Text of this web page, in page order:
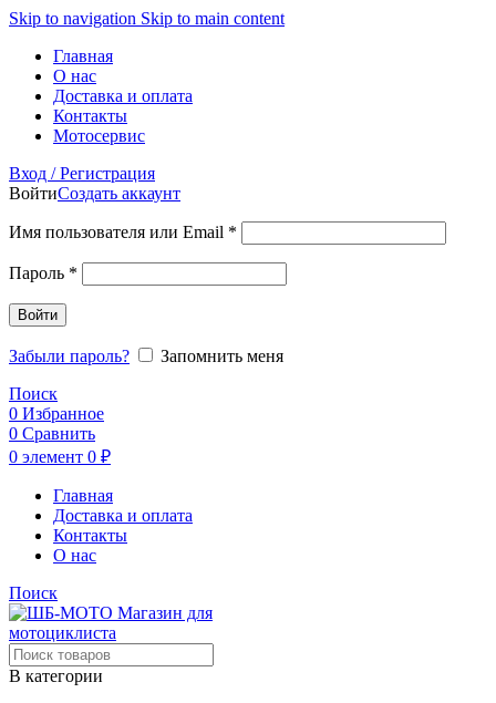
Skip to navigation Skip to main content
Главная
О нас
Доставка и оплата
Контакты
Мотосервис
Вход / Регистрация
ВойтиСоздать аккаунт
Имя пользователя или Email *
Пароль *
Войти
Забыли пароль?
Запомнить меня
Поиск
0 Избранное
0 Сравнить
0 элемент 0 ₽
Главная
Доставка и оплата
Контакты
О нас
Поиск
В категории